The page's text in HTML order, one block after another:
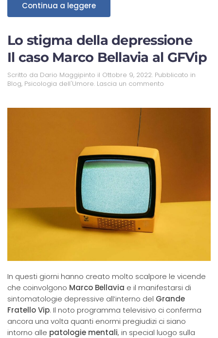
Continua a leggere
Lo stigma della depressione
Il caso Marco Bellavia al GFVip
Scritto da Dario Maggipinto il Ottobre 9, 2022. Pubblicato in
Blog, Psicologia dell'Umore. Lascia un commento
In questi giorni hanno creato molto scalpore le vicende
che coinvolgono Marco Bellavia e il manifestarsi di
sintomatologie depressive all’interno del Grande
Fratello Vip. Il noto programma televisivo ci conferma
ancora una volta quanti enormi pregiudizi ci siano
intorno alle patologie mentali, in special luogo sulla